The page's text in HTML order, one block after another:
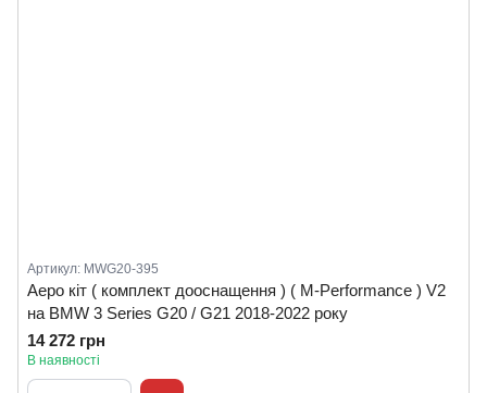
Артикул: MWG20-395
Аеро кіт ( комплект дооснащення ) ( M-Performance ) V2
на BMW 3 Series G20 / G21 2018-2022 року
14 272 грн
В наявності